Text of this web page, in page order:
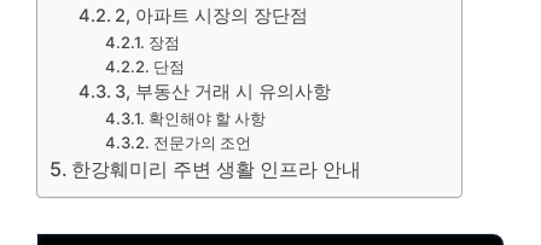
2, 아파트 시장의 장단점
장점
단점
3, 부동산 거래 시 유의사항
확인해야 할 사항
전문가의 조언
한강훼미리 주변 생활 인프라 안내